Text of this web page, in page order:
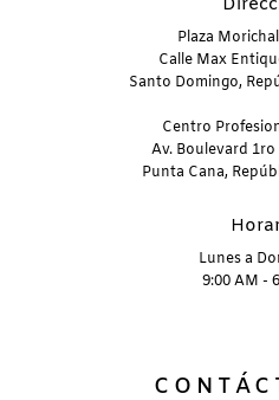
Plaza
Calle Max
Santo Domingo,
Centro
Av. Boulevard
Punta Cana,
Lunes a
9:00 AM -